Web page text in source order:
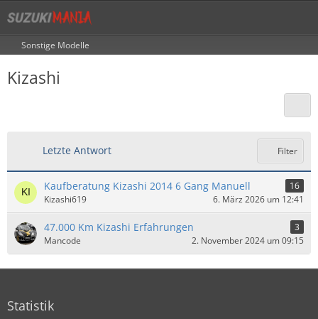
Sonstige Modelle
Kizashi
Letzte Antwort Filter
Kaufberatung Kizashi 2014 6 Gang Manuell
16
Kizashi619
6. März 2026 um 12:41
47.000 Km Kizashi Erfahrungen
3
Mancode
2. November 2024 um 09:15
Statistik